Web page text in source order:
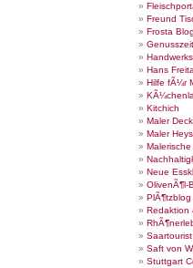
Freund
Frosta Blog
Hans
Hilfe fÃ¼r
Kitchich
Maler Deck
Maler
Neue
OlivenÃ¶l-
PlÃ¶tzblog
Redaktion
Saartourist
Saft von
Stuttgart